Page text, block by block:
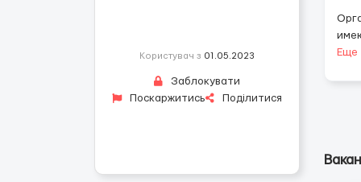
Користувач з 01.05.2023
Заблокувати
Поскаржитись
Поділитися
Еще